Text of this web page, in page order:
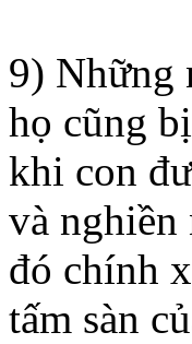
9) Những
họ cũng
khi con
và nghiền
đó chính
tấm sàn